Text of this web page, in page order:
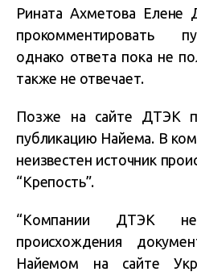
Рината Ахметова Елене
прокомментировать
однако ответа пока не
также не отвечает.
Позже на сайте ДТЭК
публикацию Найема. В
неизвестен источник
“Крепость”.
“Компании ДТЭК
происхождения
Найемом на сайте